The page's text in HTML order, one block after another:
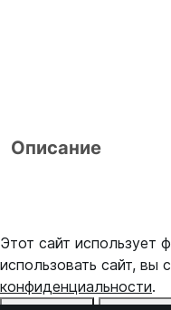
Описание
Этот сайт использует
использовать сайт, вы
конфиденциальности.